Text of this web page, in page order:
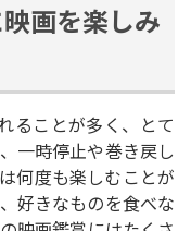
画を楽しみ
ることが多く、とて
一時停止や巻き戻し
何度も楽しむことが
好きなものを食べな